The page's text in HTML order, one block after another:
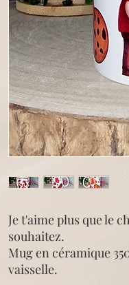
Je t'aime plus que le
souhaitez.
Mug en céramique
vaisselle.